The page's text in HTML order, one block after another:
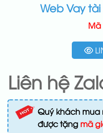
Web Vay
Mã
Liên hệ
Quý khách mua
được tặng mã